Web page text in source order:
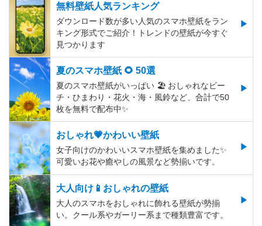
無料壁紙人気ランキング
ダウンロード数が多い人気のスマホ壁紙をラン
キング形式でご紹介！トレンドの壁紙が今すぐ
見つかります
夏のスマホ壁紙 🌻 50選
夏のスマホ壁紙がいっぱい 🏖 おしゃれなビー
チ・ひまわり・花火・海・風鈴など、合計で50
枚を無料で配布中✨
おしゃれ💗かわいい壁紙
女子向けのかわいいスマホ壁紙を集めました✨
可愛いお花や癒やしの風景など勢揃いです。
大人向け📱おしゃれの壁紙
大人のスマホをおしゃれに飾れる壁紙が勢揃
い。クール系やガーリー系まで種類豊富です。